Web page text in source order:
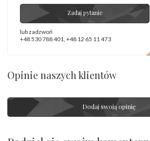
Zadaj pytanie
lub zadzwoń
+48 530 788 401, +48 12 65 11 473
Opinie naszych klientów
Dodaj swoją opinię